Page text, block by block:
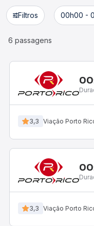
Filtros 00h00 -
6 passagens
3,3 Viação Porto
3,3 Viação Porto